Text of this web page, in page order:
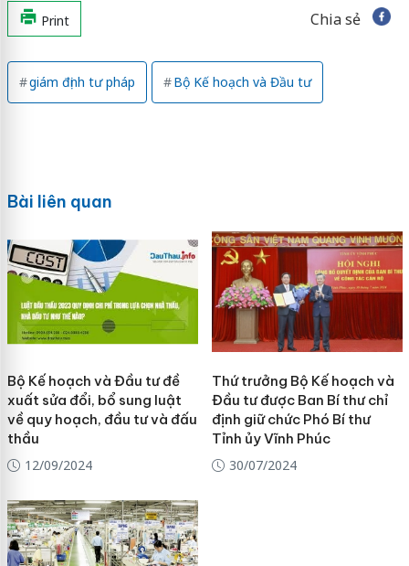
Print Chia sẻ
giám định tư pháp Bộ Kế hoạch và Đầu tư
Bài liên quan
Bộ Kế hoạch và Đầu tư đề
xuất sửa đổi, bổ sung luật
về quy hoạch, đầu tư và đấu
thầu
12/09/2024
Thứ trưởng Bộ Kế hoạch và
Đầu tư được Ban Bí thư chỉ
định giữ chức Phó Bí thư
Tỉnh ủy Vĩnh Phúc
30/07/2024